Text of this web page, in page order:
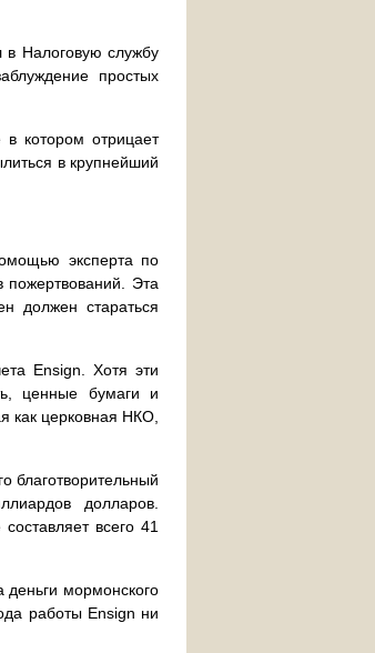
Налоговую службу
простых
котором отрицает
в крупнейший
эксперта по
Эта
должен стараться
Ensign. Хотя эти
ценные бумаги и
как церковная НКО,
благотворительный
долларов.
всего 41
мормонского
работы Ensign ни